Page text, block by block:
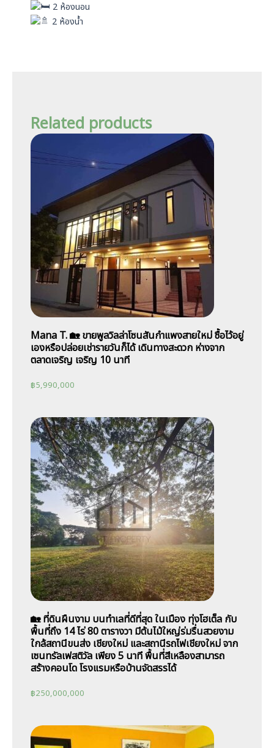
2 ห้องนอน
2 ห้องน้ำ
Related products
Mana T. 🏡 ขายพูลวิลล่าโซนสันกำแพงสายใหม่ ซื้อไว้อยู่
เองหรือปล่อยเช่ารายวันก็ได้ เดินทางสะดวก ห่างจาก
ตลาดเจริญ เจริญ 10 นาที
฿5,990,000
🏡 ที่ดินผืนงาม บนทำเลที่ดีที่สุด ในเมือง ทุ่งโฮเต็ล กับ
พื้นที่ถึง 14 ไร่ 80 ตารางวา มีต้นไม้ใหญ่ร่มรื่นสวยงาม
ใกล้สถานีขนส่ง เชียงใหม่ และสถานีรถไฟเชียงใหม่ จาก
เซนทรัลเฟสติวัล เพียง 5 นาที พื้นที่สีเหลืองสามารถ
สร้างคอนโด โรงแรมหรือบ้านจัดสรรได้
฿250,000,000